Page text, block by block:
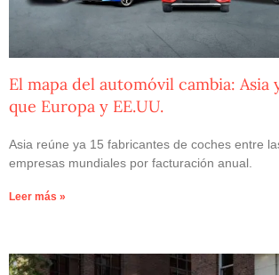
El mapa del automóvil cambia: Asia
que Europa y EE.UU.
Asia reúne ya 15 fabricantes de coches entre
empresas mundiales por facturación anual.
Leer más »